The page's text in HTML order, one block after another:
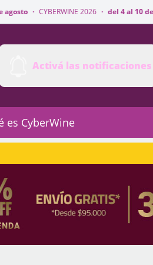
2026 · del 4 al 10 de agosto ·
Activá las notificaciones
es CyberWine